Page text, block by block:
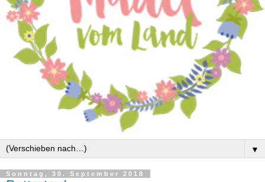
▼
Sonntag, 30. September 2018